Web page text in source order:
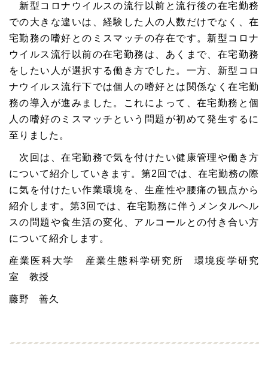
新型コロナウイルスの流行以前と流行後の在宅勤務
での大きな違いは、経験した人の人数だけでなく、在
宅勤務の嗜好とのミスマッチの存在です。新型コロナ
ウイルス流行以前の在宅勤務は、あくまで、在宅勤務
をしたい人が選択する働き方でした。一方、新型コロ
ナウイルス流行下では個人の嗜好とは関係なく在宅勤
務の導入が進みました。これによって、在宅勤務と個
人の嗜好のミスマッチという問題が初めて発生するに
至りました。
次回は、在宅勤務で気を付けたい健康管理や働き方
について紹介していきます。第2回では、在宅勤務の際
に気を付けたい作業環境を、生産性や腰痛の観点から
紹介します。第3回では、在宅勤務に伴うメンタルヘル
スの問題や食生活の変化、アルコールとの付き合い方
について紹介します。
産業医科大学 産業生態科学研究所 環境疫学研究
室 教授
藤野 善久